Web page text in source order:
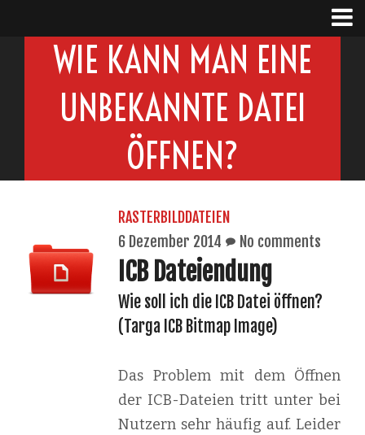
WIE KANN MAN EINE
UNBEKANNTE DATEI
ÖFFNEN?
RASTERBILDDATEIEN
6 Dezember 2014
No comments
ICB Dateiendung
Wie soll ich die ICB Datei öffnen?
(Targa ICB Bitmap Image)
Das Problem mit dem Öffnen
der ICB-Dateien tritt unter bei
Nutzern sehr häufig auf. Leider